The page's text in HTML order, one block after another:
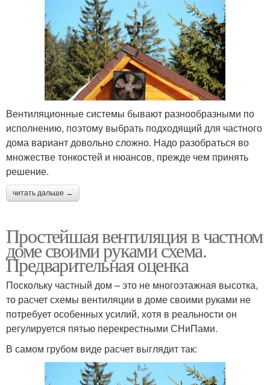
Вентиляционные системы бывают разнообразными по
исполнению, поэтому выбрать подходящий для частного
дома вариант довольно сложно. Надо разобраться во
множестве тонкостей и нюансов, прежде чем принять
решение.
читать дальше →
Простейшая вентиляция в частном
доме своими руками схема.
Предварительная оценка
Поскольку частный дом – это не многоэтажная высотка,
то расчет схемы вентиляции в доме своими руками не
потребует особенных усилий, хотя в реальности он
регулируется пятью перекрестными СНиПами.
В самом грубом виде расчет выглядит так: